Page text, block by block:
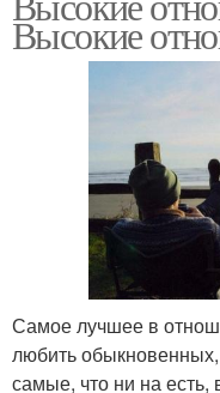
Высокие
Самое лучшее в
любить
самые, что ни на